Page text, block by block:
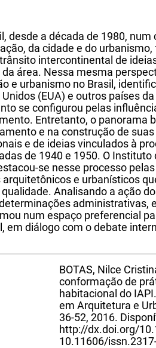
desde a década de 1980,
da cidade e do
intercontinental de
área. Nessa mesma
e urbanismo no Brasil,
Unidos (EUA) e outros países
se configurou pelas
Entretanto, o panorama
e na construção de
e de ideias vinculados à
de 1940 e 1950. O
se nesse processo
arquitetônicos e urbanísticos
qualidade. Analisando a ação
administrativas,
num espaço preferencial
em diálogo com o debate
BOTAS, Nilce
conformação de
habitacional do
em Arquitetura e
36-52, 2016.
http://dx.doi.org/
10.11606/